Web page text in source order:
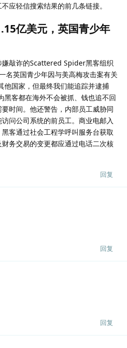
应轻信搜索结果的前几条链接。
亿美元，英国青少年
敲诈的Scattered Spider黑客组织
名英国青少年因与美高梅攻击案有关
他国家，但最终我们能追踪并逮捕
黑客都在海外不会被抓、钱也追不回
时间。他还警告，内部员工威胁同
问公司系统的前员工。商业电邮入
客通过社会工程学呼叫服务台获取
务交易的变更都应通过电话二次核
回复
回复
回复